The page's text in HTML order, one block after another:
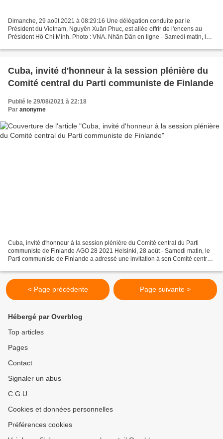
Dimanche, 29 août 2021 à 08:29:16 Une délégation conduite par le
Président du Vietnam, Nguyên Xuân Phuc, est allée offrir de l'encens au
Président Hô Chi Minh. Photo : VNA. Nhân Dân en ligne - Samedi matin, le
Cuba, invité d'honneur à la session plénière du
Comité central du Parti communiste de Finlande
Publié le 29/08/2021 à 22:18
Par anonyme
Cuba, invité d'honneur à la session plénière du Comité central du Parti
communiste de Finlande AGO 28 2021 Helsinki, 28 août - Samedi matin, le
Parti communiste de Finlande a adressé une invitation à son Comité central
< Page précédente Page suivante >
Hébergé par Overblog
Top articles
Pages
Contact
Signaler un abus
C.G.U.
Cookies et données personnelles
Préférences cookies